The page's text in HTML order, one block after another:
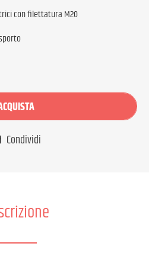
con filettatura M20
Condividi